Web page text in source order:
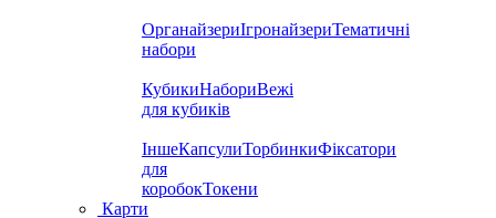
ОрганайзериІгронайзериТематичні
набори
КубикиНабориВежі
для кубиків
ІншеКапсулиТорбинкиФіксатори
для
коробокТокени
Карти